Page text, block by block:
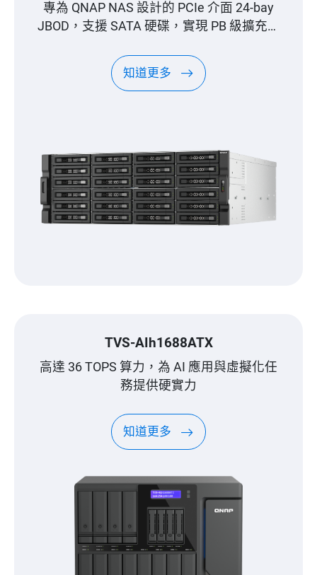
專為 QNAP NAS 設計的 PCIe 介面 24-bay
JBOD，支援 SATA 硬碟，實現 PB 級擴充能
知道更多
TVS-AIh1688ATX
高達 36 TOPS 算力，為 AI 應用與虛擬化任
務提供硬實力
知道更多